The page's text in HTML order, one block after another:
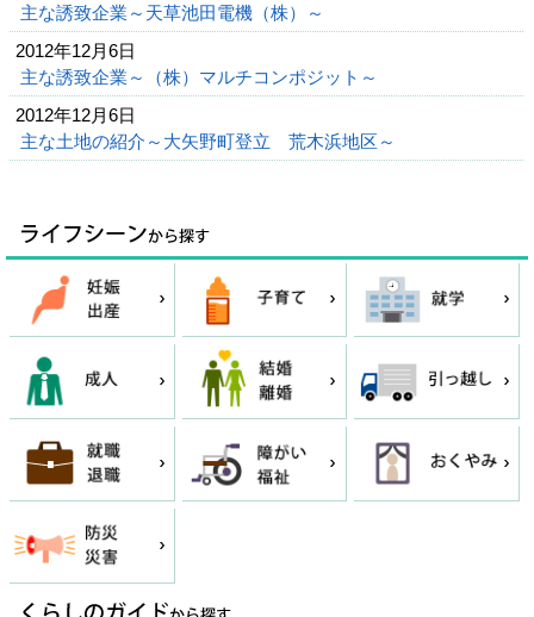
主な誘致企業～天草池田電機（株）～
2012年12月6日
主な誘致企業～（株）マルチコンポジット～
2012年12月6日
主な土地の紹介～大矢野町登立 荒木浜地区～